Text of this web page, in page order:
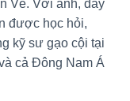
Vẽ. Với anh, đây
được học hỏi,
kỹ sư gạo cội tại
cả Đông Nam Á